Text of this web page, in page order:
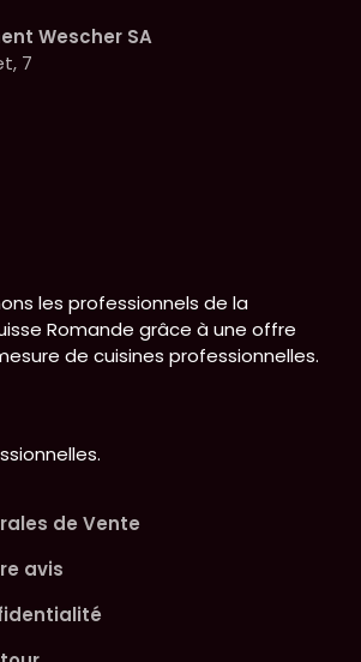
Wescher SA
7
les professionnels de la
Romande grâce à une offre
de cuisines professionnelles.
de Vente
avis